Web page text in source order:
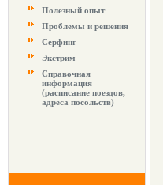
Полезный опыт
Проблемы и решения
Серфинг
Экстрим
Справочная
информация
(расписание поездов,
адреса посольств)